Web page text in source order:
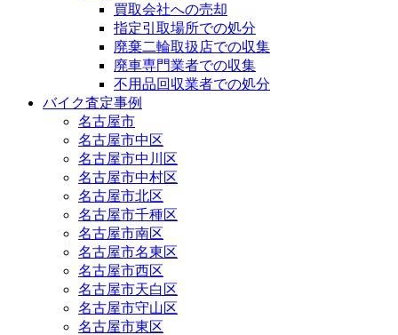
買取会社への売却
指定引取場所での処分
廃棄二輪取扱店での収集
廃車専門業者での収集
不用品回収業者での処分
バイク査定事例
名古屋市
名古屋市中区
名古屋市中川区
名古屋市中村区
名古屋市北区
名古屋市千種区
名古屋市南区
名古屋市名東区
名古屋市西区
名古屋市天白区
名古屋市守山区
名古屋市東区